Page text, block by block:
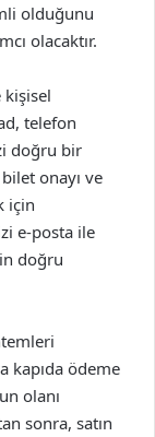
olduğunu
olacaktır.
kişisel
telefon
doğru bir
onayı ve
için
e-posta ile
doğru
kapıda ödeme
olanı
sonra, satın